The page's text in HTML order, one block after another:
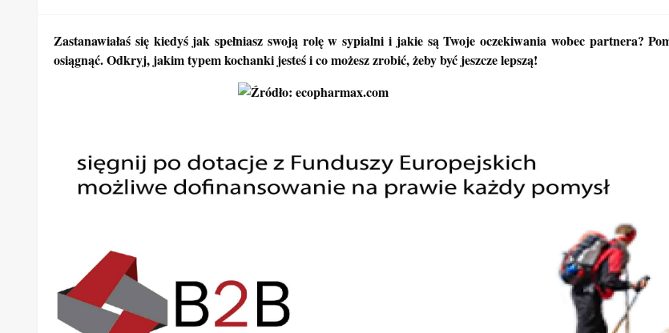
Zastanawiałaś się kiedyś jak spełniasz swoją rolę w sypialni i jakie są Twoje oczekiwania wobec partnera?
osiągnąć. Odkryj, jakim typem kochanki jesteś i co możesz zrobić, żeby być jeszcze lepszą!